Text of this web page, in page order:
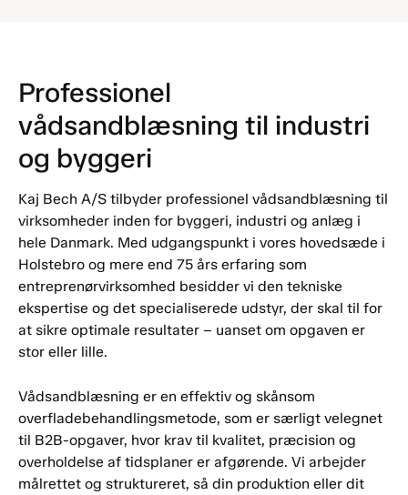
Professionel
vådsandblæsning til industri
og byggeri
Kaj Bech A/S tilbyder professionel vådsandblæsning til
virksomheder inden for byggeri, industri og anlæg i
hele Danmark. Med udgangspunkt i vores hovedsæde i
Holstebro og mere end 75 års erfaring som
entreprenørvirksomhed besidder vi den tekniske
ekspertise og det specialiserede udstyr, der skal til for
at sikre optimale resultater – uanset om opgaven er
stor eller lille.
Vådsandblæsning er en effektiv og skånsom
overfladebehandlingsmetode, som er særligt velegnet
til B2B-opgaver, hvor krav til kvalitet, præcision og
overholdelse af tidsplaner er afgørende. Vi arbejder
målrettet og struktureret, så din produktion eller dit